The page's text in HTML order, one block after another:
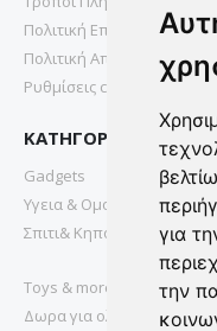
για
την
Πολιτική Επιστροφών
Πολιτική Απορρήτου
Ρυθμίσεις cookies
ΚΑΤΗΓΟΡΙΕΣ
Gadgets
Υγεια & Ομορφια
Σπιτι& Κηπος
Toys & more
Δωρα για ολους